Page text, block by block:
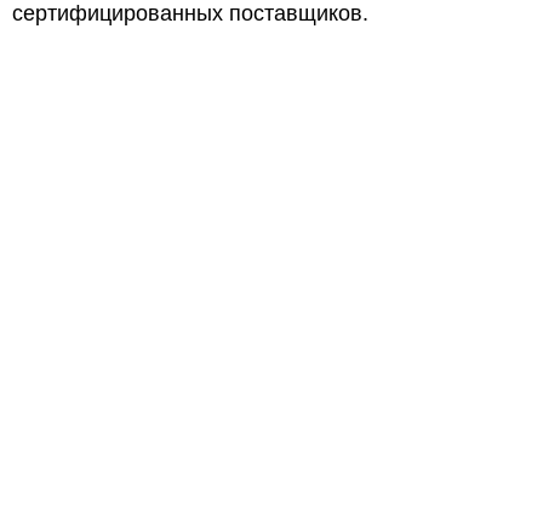
сертифицированных поставщиков.